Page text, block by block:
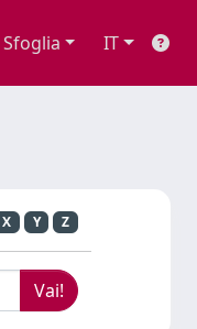
Sfoglia IT
X Y Z